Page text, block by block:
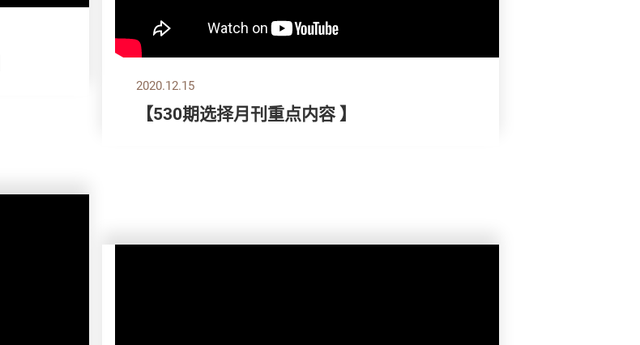
2020.12.15
【530期选择月刊重点内容 】